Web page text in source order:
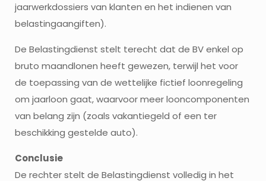
jaarwerkdossiers van klanten en het indienen van
belastingaangiften).
De Belastingdienst stelt terecht dat de BV enkel op
bruto maandlonen heeft gewezen, terwijl het voor
de toepassing van de wettelijke fictief loonregeling
om jaarloon gaat, waarvoor meer looncomponenten
van belang zijn (zoals vakantiegeld of een ter
beschikking gestelde auto).
Conclusie
De rechter stelt de Belastingdienst volledig in het